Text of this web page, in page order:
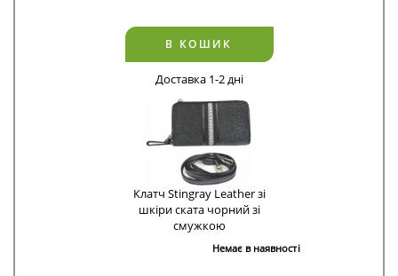
В КОШИК
Доставка 1-2 дні
Клатч Stingray Leather зі
шкіри ската чорний зі
смужкою
Немає в наявності